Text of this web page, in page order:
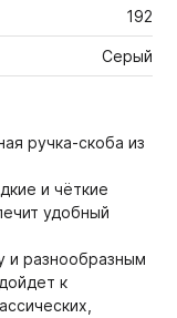
192
Серый
ручка-скоба из
и чёткие
удобный
и разнообразным
к